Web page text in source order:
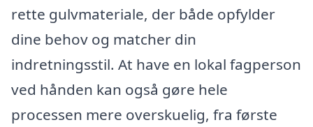
rette gulvmateriale, der både opfylder
dine behov og matcher din
indretningsstil. At have en lokal fagperson
ved hånden kan også gøre hele
processen mere overskuelig, fra første